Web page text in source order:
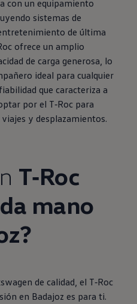
con un equipamiento
sistemas de
de última
ofrece un amplio
de carga generosa, lo
ideal para cualquier
que caracteriza a
por el T‑Roc para
y desplazamientos.
T‑Roc
mano
de calidad, el T‑Roc
en Badajoz es para ti.